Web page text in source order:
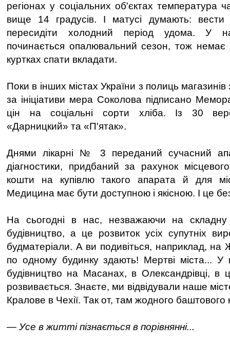
регіонах у соціальних об'єктах температура
вище 14 градусів. І матусі думають:
пересидіти холодний період удома. У
починається опалювальний сезон, тож немає
куртках спати вкладати.
Поки в інших містах України з полиць
за ініціативи мера Соколова підписано
цін на соціальні сорти хліба. Із 30
«Дарницкий» та «П'ятак».
Днями лікарні № 3 переданий сучасний
діагностики, придбаний за рахунок
кошти на купівлю такого апарата й для
Медицина має бути доступною і якісною. І це
На сьогодні в нас, незважаючи на складну
будівництво, а це розвиток усіх супутніх
будматеріали. А ви подивіться, наприклад,
по одному будинку здають! Мертві міста...
будівництво на Масанах, в Олександрівці, в
розвивається. Знаєте, ми відвідували наше
Кралове в Чехії. Так от, там жодного баштового
— Усе в житті пізнається в порівнянні...